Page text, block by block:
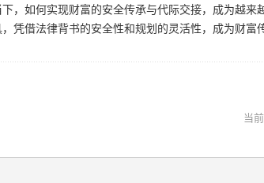
，如何实现财富的安全传承与代际交接，成为越来
凭借法律背书的安全性和规划的灵活性，成为财富
当